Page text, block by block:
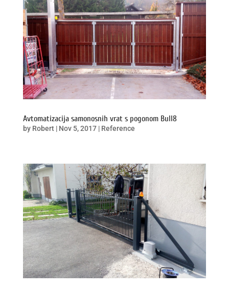
Avtomatizacija samonosnih vrat s pogonom Bull8
by Robert| Nov 5, 2017| Reference